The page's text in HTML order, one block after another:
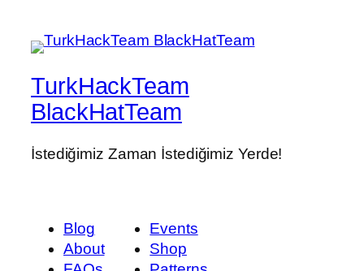
TurkHackTeam
BlackHatTeam
İstediğimiz Zaman İstediğimiz Yerde!
Blog
About
Events
Shop